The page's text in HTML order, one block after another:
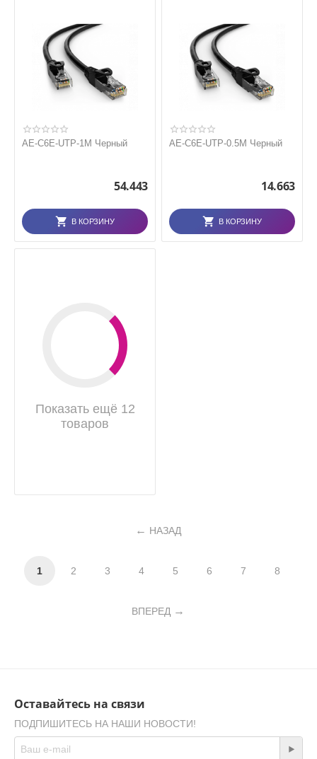
AE-C6E-UTP-1M Черный
54.443
В КОРЗИНУ
AE-C6E-UTP-0.5M Черный
14.663
В КОРЗИНУ
Показать ещё 12
товаров
НАЗАД
1 2 3 4 5 6 7 8
ВПЕРЕД
Оставайтесь на связи
ПОДПИШИТЕСЬ НА НАШИ НОВОСТИ!